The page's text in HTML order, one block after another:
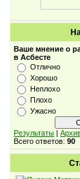
Ваше мнение о
в Асбесте
Отлично
Хорошо
Неплохо
Плохо
Ужасно
Результаты |
Всего ответов:90